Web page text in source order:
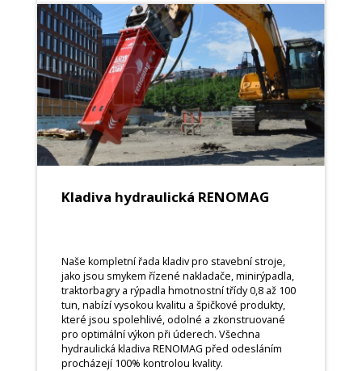
Kladiva hydraulická RENOMAG
Naše kompletní řada kladiv pro stavební stroje,
jako jsou smykem řízené nakladače, minirýpadla,
traktorbagry a rýpadla hmotnostní třídy 0,8 až 100
tun, nabízí vysokou kvalitu a špičkové produkty,
které jsou spolehlivé, odolné a zkonstruované
pro optimální výkon při úderech. Všechna
hydraulická kladiva RENOMAG před odesláním
procházejí 100% kontrolou kvality.